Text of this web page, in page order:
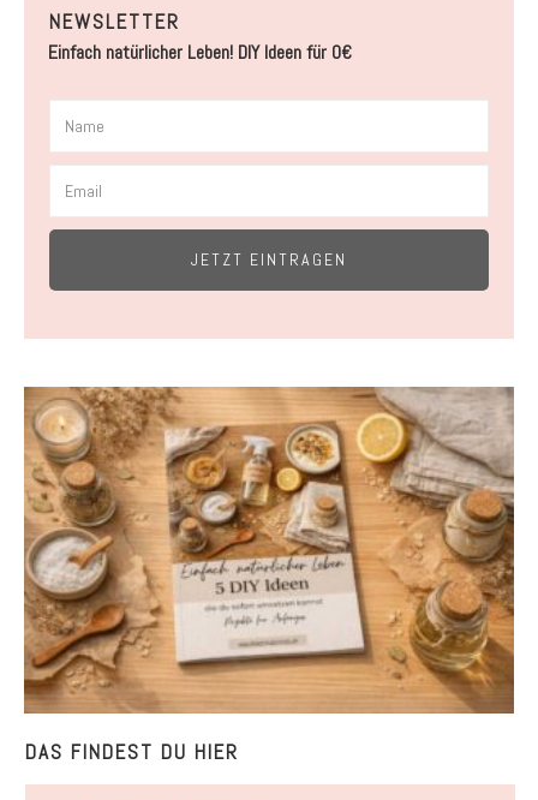
NEWSLETTER
Einfach natürlicher Leben! DIY Ideen für 0€
JETZT EINTRAGEN
DAS FINDEST DU HIER